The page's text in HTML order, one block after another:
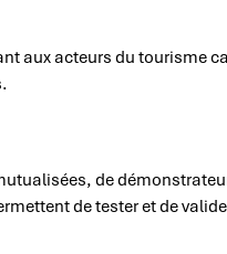
aux acteurs du tourisme
de
de tester et de